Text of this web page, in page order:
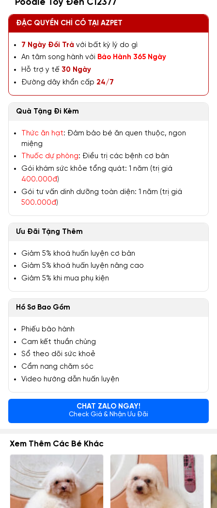
Poodle Toy Đen C12377
ĐẶC QUYỀN CHỈ CÓ TẠI AZPET
7 Ngày Đổi Trả với bất kỳ lý do gì
An tâm song hành với Bảo Hành 365 Ngày
Hỗ trợ y tế 30 Ngày
Đường dây khẩn cấp 24/7
Quà Tặng Đi Kèm
Thức ăn hạt: Đảm bảo bé ăn quen thuộc, ngon
miệng
Thuốc dự phòng: Điều trị các bệnh cơ bản
Gói khám sức khỏe tổng quát: 1 năm (trị giá
400.000đ)
Gói tư vấn dinh dưỡng toàn diện: 1 năm (trị giá
500.000đ)
Ưu Đãi Tặng Thêm
Giảm 5% khoá huấn luyện cơ bản
Giảm 5% khoá huấn luyện nâng cao
Giảm 5% khi mua phụ kiện
Hồ Sơ Bao Gồm
Phiếu bảo hành
Cam kết thuần chủng
Sổ theo dõi sức khoẻ
Cẩm nang chăm sóc
Video hướng dẫn huấn luyện
CHAT ZALO NGAY!
Check Giá & Nhận Ưu Đãi
Xem Thêm Các Bé Khác